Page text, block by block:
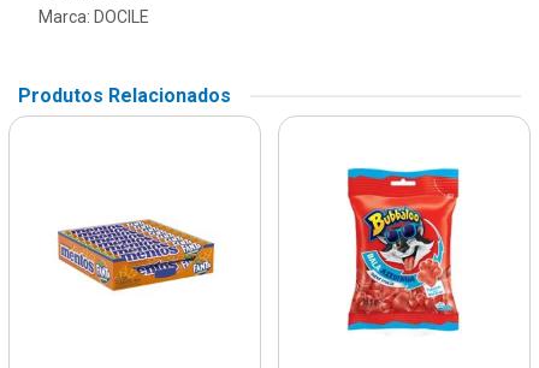
Marca: DOCILE
Produtos Relacionados